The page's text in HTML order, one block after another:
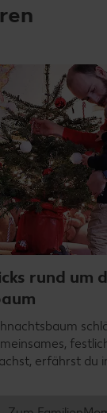
rund um
erfährst du